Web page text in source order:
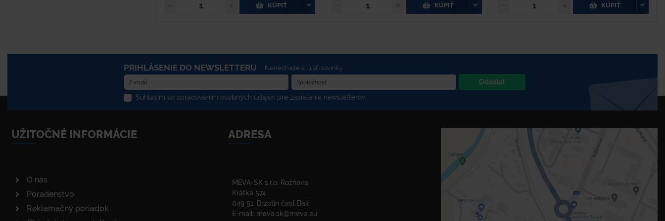
KÚPIŤ KÚPIŤ KÚPIŤ
PRIHLÁSENIE DO NEWSLETTERU Nenechajte si újsť novinky
Odoslať
Súhlasím so spracovaním osobných údajov pre zasielanie newsletterov
UŽITOČNÉ INFORMÁCIE
O nás
Poradenstvo
Reklamačný poriadok
ADRESA
MEVA-SK s.r.o. Rožňava
Krátka 574
049 51, Brzotín časť Bak
E-mail: meva.sk@meva.eu